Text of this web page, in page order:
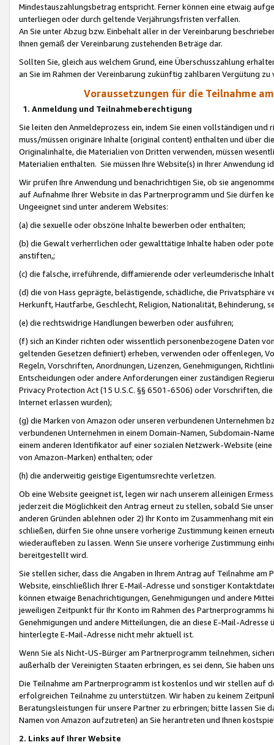
Mindestauszahlungsbetrag entspricht. Ferner können eine etwaig
unterliegen oder durch geltende Verjährungsfristen verfallen.
An Sie unter Abzug bzw. Einbehalt aller in der Vereinbarung
Ihnen gemäß der Vereinbarung zustehenden Beträge dar.
Sollten Sie, gleich aus welchem Grund, eine Überschusszahlung
an Sie im Rahmen der Vereinbarung zukünftig zahlbaren Vergütung zu
Voraussetzungen für die Teilnahme
1. Anmeldung und Teilnahmeberechtigung
Sie leiten den Anmeldeprozess ein, indem Sie einen vollständigen
muss/müssen originäre Inhalte (original content) enthalten und über
Originalinhalte, die Materialien von Dritten verwenden, müssen
Materialien enthalten. Sie müssen Ihre Website(s) in Ihrer Anwendung
Wir prüfen Ihre Anwendung und benachrichtigen Sie, ob sie
auf Aufnahme Ihrer Website in das Partnerprogramm und Sie dürfen
Ungeeignet sind unter anderem Websites:
(a) die sexuelle oder obszöne Inhalte bewerben oder enthalten;
(b) die Gewalt verherrlichen oder gewalttätige Inhalte haben oder
anstiften,;
(c) die falsche, irreführende, diffamierende oder verleumderische
(d) die von Hass geprägte, belästigende, schädliche, die Privatsphäre
Herkunft, Hautfarbe, Geschlecht, Religion, Nationalität, Behinderung,
(e) die rechtswidrige Handlungen bewerben oder ausführen;
(f) sich an Kinder richten oder wissentlich personenbezogene Daten
geltenden Gesetzen definiert) erheben, verwenden oder offenlegen,
Regeln, Vorschriften, Anordnungen, Lizenzen, Genehmigungen,
Entscheidungen oder andere Anforderungen einer zuständigen
Privacy Protection Act (15 U.S.C. §§ 6501-6506) oder Vorschriften,
Internet erlassen wurden);
(g) die Marken von Amazon oder unseren verbundenen Unternehmen
verbundenen Unternehmen in einem Domain-Namen, Subdomain-
einem anderen Identifikator auf einer sozialen Netzwerk-Website
von Amazon-Marken) enthalten; oder
(h) die anderweitig geistige Eigentumsrechte verletzen.
Ob eine Website geeignet ist, legen wir nach unserem alleinigen
jederzeit die Möglichkeit den Antrag erneut zu stellen, sobald Sie
anderen Gründen ablehnen oder 2) Ihr Konto im Zusammenhang mit
schließen, dürfen Sie ohne unsere vorherige Zustimmung keinen
wiederaufleben zu lassen. Wenn Sie unsere vorherige Zustimmung
bereitgestellt wird.
Sie stellen sicher, dass die Angaben in Ihrem Antrag auf Teilnahme
Website, einschließlich Ihrer E-Mail-Adresse und sonstiger
können etwaige Benachrichtigungen, Genehmigungen und andere
jeweiligen Zeitpunkt für Ihr Konto im Rahmen des Partnerprogramms
Genehmigungen und andere Mitteilungen, die an diese E-Mail-
hinterlegte E-Mail-Adresse nicht mehr aktuell ist.
Wenn Sie als Nicht-US-Bürger am Partnerprogramm teilnehmen,
außerhalb der Vereinigten Staaten erbringen, es sei denn, Sie haben
Die Teilnahme am Partnerprogramm ist kostenlos und wir stellen auf
erfolgreichen Teilnahme zu unterstützen. Wir haben zu keinem
Beratungsleistungen für unsere Partner zu erbringen; bitte lassen Sie
Namen von Amazon aufzutreten) an Sie herantreten und Ihnen
2. Links auf Ihrer Website